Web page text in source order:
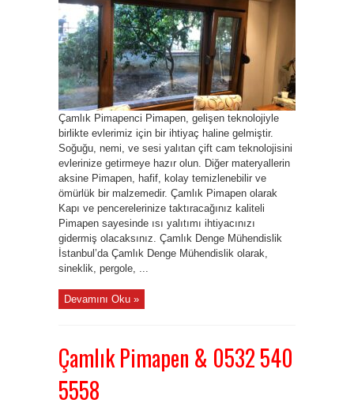
Çamlık Pimapenci Pimapen, gelişen teknolojiyle
birlikte evlerimiz için bir ihtiyaç haline gelmiştir.
Soğuğu, nemi, ve sesi yalıtan çift cam teknolojisini
evlerinize getirmeye hazır olun. Diğer materyallerin
aksine Pimapen, hafif, kolay temizlenebilir ve
ömürlük bir malzemedir. Çamlık Pimapen olarak
Kapı ve pencerelerinize taktıracağınız kaliteli
Pimapen sayesinde ısı yalıtımı ihtiyacınızı
gidermiş olacaksınız. Çamlık Denge Mühendislik
İstanbul’da Çamlık Denge Mühendislik olarak,
sineklik, pergole, ...
Devamını Oku »
Çamlık Pimapen & 0532 540
5558